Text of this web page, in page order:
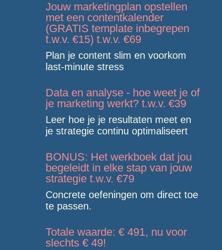
Jouw marketingplan opstellen
met een contentkalender
(GRATIS template inbegrepen
t.w.v. €15) t.w.v. €69
Plan je content slim en voorkom
last-minute stress
Data en analyse - hoe weet je of
je marketing werkt? t.w.v. €39
Leer hoe je je resultaten meet en
je strategie continu optimaliseert
BONUS: Het werkboek dat jou
begeleidt in elke stap van jouw
strategie t.w.v. €79
Concrete oefeningen om direct toe
te passen.
Totale waarde: € 491, nu voor
slechts € 49!